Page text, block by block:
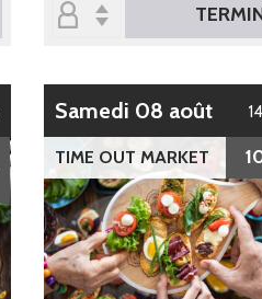
samedi 08 août
TIME OUT MARKET